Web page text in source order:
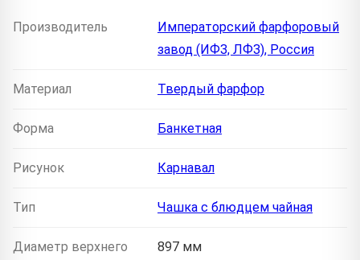
Производитель
Императорский фарфоровый
завод (ИФЗ, ЛФЗ), Россия
Материал Твердый фарфор
Форма Банкетная
Рисунок Карнавал
Тип Чашка с блюдцем чайная
Диаметр верхнего
897 мм